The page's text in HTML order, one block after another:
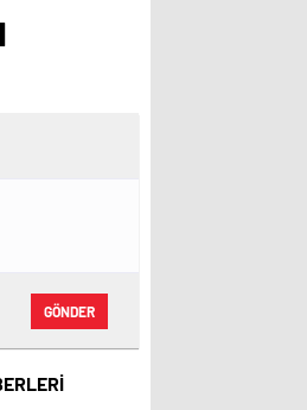
GÖNDER